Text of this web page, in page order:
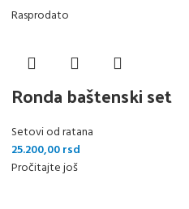
Rasprodato
Ronda baštenski set
Setovi od ratana
25.200,00rsd
Pročitajte još